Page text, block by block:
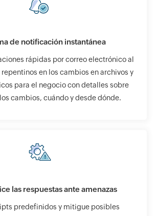
de notificación instantánea
rápidas por correo electrónico al
en los cambios en archivos y
para el negocio con detalles sobre
cambios, cuándo y desde dónde.
las respuestas ante amenazas
predefinidos y mitigue posibles